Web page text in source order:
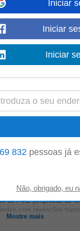
equipas de vendas
para a descoberta...
restaurantes,
e submeter
de PME (empresas de
com operações
Mostre mais
Iniciar
Iniciar
Iniciar
69 832 pessoas já